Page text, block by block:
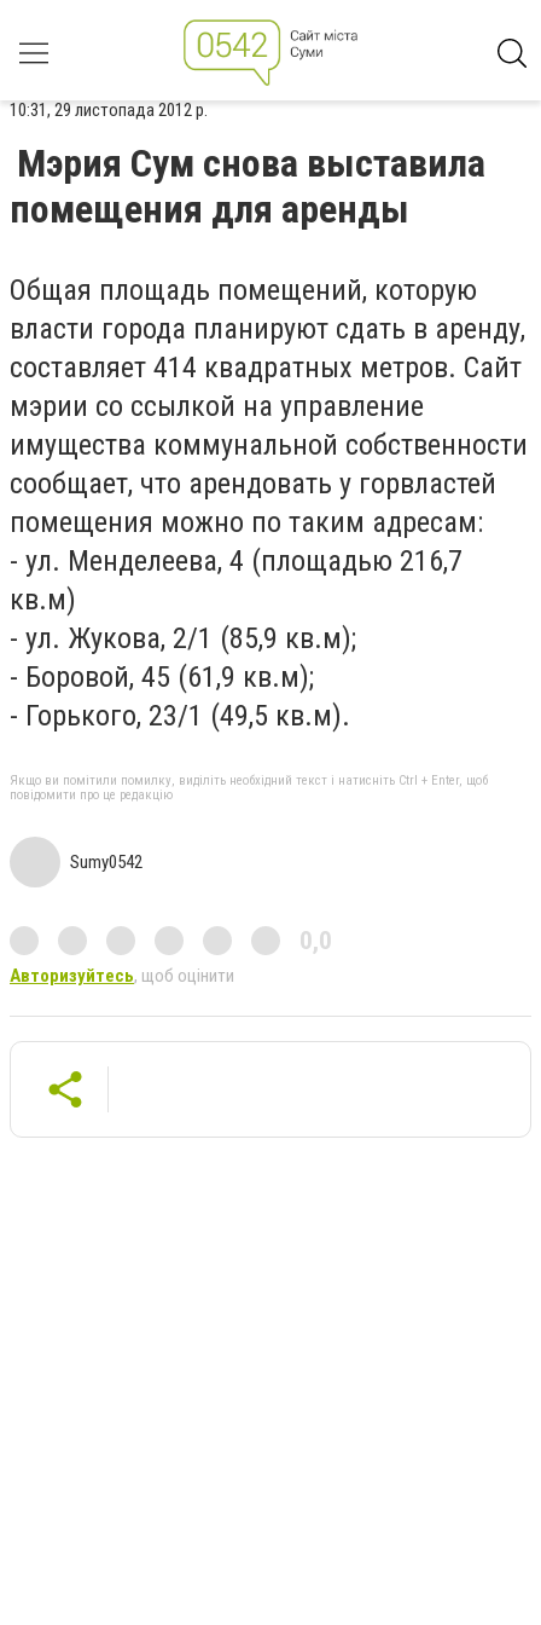
10:31, 29 листопада 2012 р.
Мэрия Сум снова выставила
помещения для аренды
Общая площадь помещений, которую
власти города планируют сдать в аренду,
составляет 414 квадратных метров. Сайт
мэрии со ссылкой на управление
имущества коммунальной собственности
сообщает, что арендовать у горвластей
помещения можно по таким адресам:
- ул. Менделеева, 4 (площадью 216,7
кв.м)
- ул. Жукова, 2/1 (85,9 кв.м);
- Боровой, 45 (61,9 кв.м);
- Горького, 23/1 (49,5 кв.м).
Якщо ви помітили помилку, виділіть необхідний текст і натисніть Ctrl + Enter, щоб
повідомити про це редакцію
Sumy0542
0,0
Авторизуйтесь, щоб оцінити